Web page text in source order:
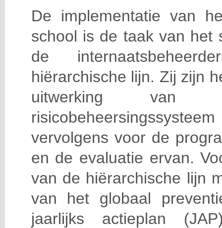
De implementatie van
school is de taak van het
de
hiërarchische lijn. Zij zijn
uitwerking van
vervolgens voor de
en de evaluatie ervan.
van de hiërarchische lijn
van het globaal
jaarlijks actieplan